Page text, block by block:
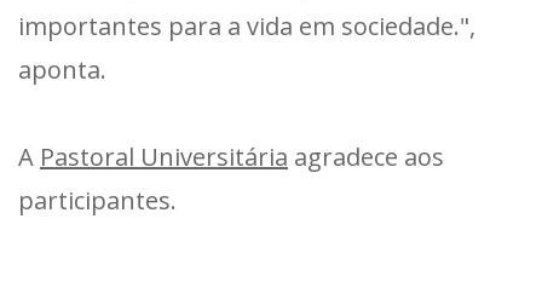
importantes para a vida em sociedade.",
aponta.
A Pastoral Universitária agradece aos
participantes.